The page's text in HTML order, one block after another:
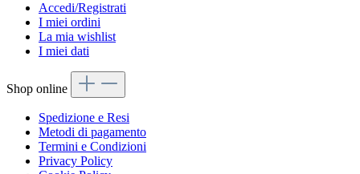
Accedi/Registrati
I miei ordini
La mia wishlist
I miei dati
Shop online
Spedizione e Resi
Metodi di pagamento
Termini e Condizioni
Privacy Policy